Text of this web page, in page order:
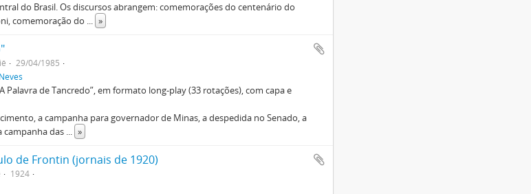
do Brasil. Os discursos abrangem: comemorações do centenário do
comemoração do ... »
29/04/1985
Palavra de Tancredo”, em formato long-play (33 rotações), com capa e
a campanha para governador de Minas, a despedida no Senado, a
campanha das ... »
de Frontin (jornais de 1920)
1924